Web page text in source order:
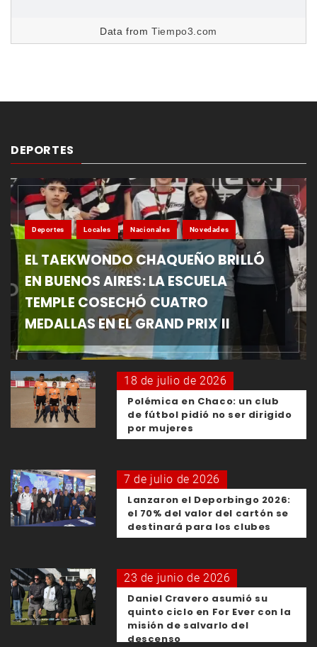
Data fromTiempo3.com
DEPORTES
Deportes Locales Nacionales Novedades
EL TAEKWONDO CHAQUEÑO BRILLÓ
EN BUENOS AIRES: LA ESCUELA
TEMPLE COSECHÓ CUATRO
MEDALLAS EN EL GRAND PRIX II
18 de julio de 2026
Polémica en Chaco: un club
de fútbol pidió no ser dirigido
por mujeres
7 de julio de 2026
Lanzaron el Deporbingo 2026:
el 70% del valor del cartón se
destinará para los clubes
23 de junio de 2026
Daniel Cravero asumió su
quinto ciclo en For Ever con la
misión de salvarlo del
descenso